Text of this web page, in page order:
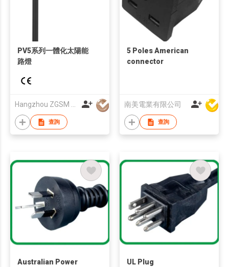
PV5系列一體化太陽能
路燈
Hangzhou ZGSM Technology Co.,Ltd.
查詢
5 Poles American
connector
南美電業有限公司
查詢
Australian Power
UL Plug